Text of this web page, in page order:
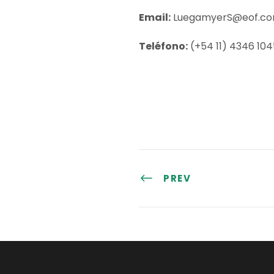
Email:
Teléfono: (+54 11) 4346
PREV